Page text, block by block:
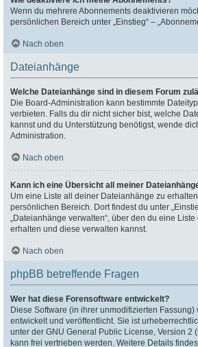
Wenn du mehrere Abonnements deaktivieren
persönlichen Bereich unter „Einstieg“ –
Nach oben
Dateianhänge
Welche Dateianhänge sind in diesem Forum
Die Board-Administration kann bestimmte
verbieten. Falls du dir nicht sicher bist, welche
kannst und du Unterstützung benötigst, wende
Administration.
Nach oben
Kann ich eine Übersicht all meiner
Um eine Liste all deiner Dateianhänge zu
persönlichen Bereich. Dort findest du unter
„Dateianhänge verwalten“, über den du eine
erhalten und diese verwalten kannst.
Nach oben
phpBB betreffende Fragen
Wer hat diese Forensoftware entwickelt?
Diese Software (in ihrer unmodifizierten Fassung)
entwickelt und veröffentlicht. Sie ist
unter der GNU General Public License, Version 2
kann frei vertrieben werden. Weitere Details